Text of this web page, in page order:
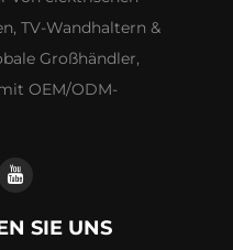
TV-Wandhaltern &
Großhändler,
OEM/ODM-
SIE UNS